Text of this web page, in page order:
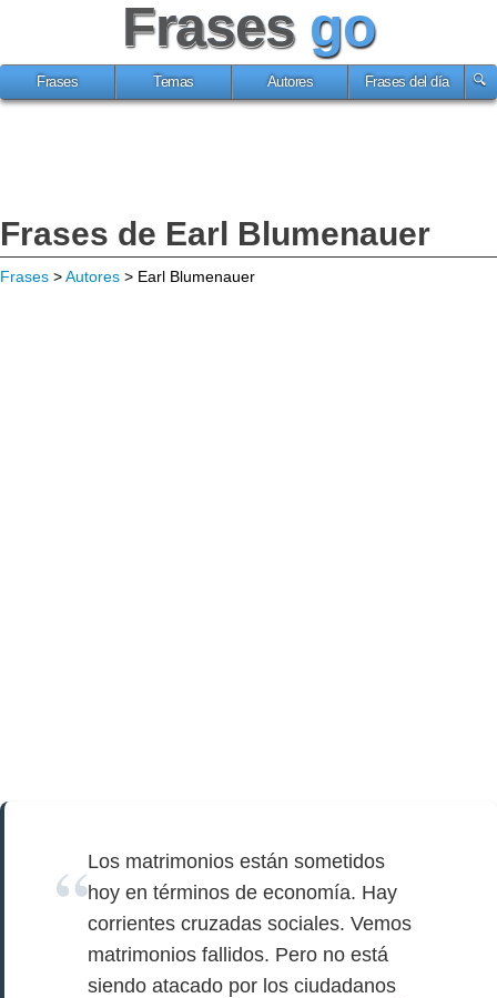
Frases go
Frases Temas Autores Frases del día
Frases de Earl Blumenauer
Frases >Autores > Earl Blumenauer
Los matrimonios están sometidos
hoy en términos de economía. Hay
corrientes cruzadas sociales. Vemos
matrimonios fallidos. Pero no está
siendo atacado por los ciudadanos